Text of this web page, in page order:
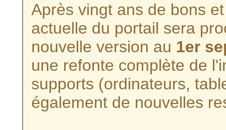
Après vingt ans de bons
actuelle du portail sera
nouvelle version au 1er
une refonte complète de
supports (ordinateurs,
également de nouvelles